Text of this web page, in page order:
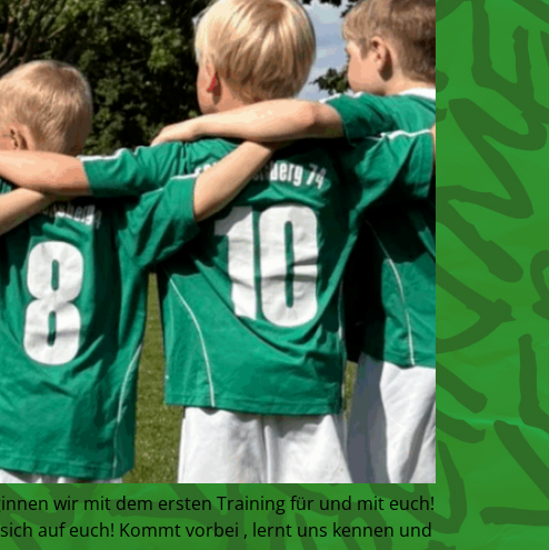
wir mit dem ersten Training für und mit euch!
auf euch! Kommt vorbei , lernt uns kennen und